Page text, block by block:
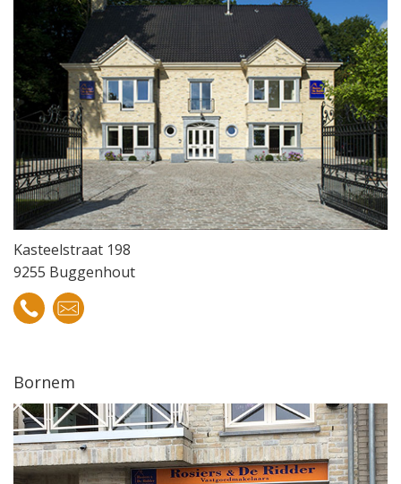
Kasteelstraat 198
9255 Buggenhout
Bornem